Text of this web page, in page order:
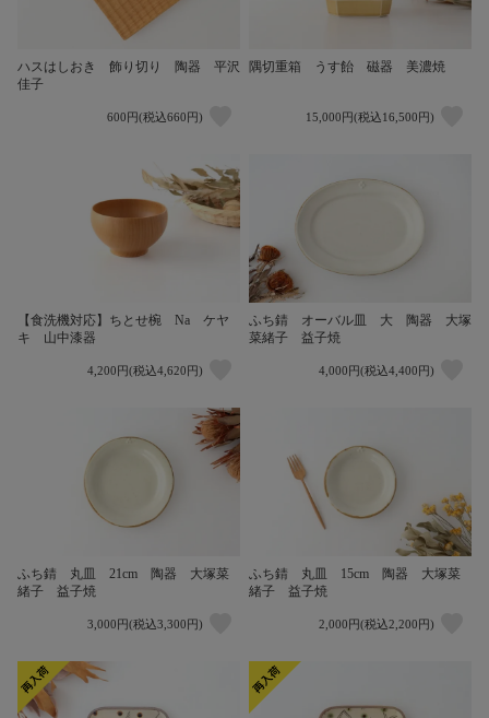
ハスはしおき 飾り切り 陶器 平沢
佳子
600円(税込660円)
隅切重箱 うす飴 磁器 美濃焼
15,000円(税込16,500円)
【食洗機対応】ちとせ椀 Na ケヤ
キ 山中漆器
4,200円(税込4,620円)
ふち錆 オーバル皿 大 陶器 大塚
菜緒子 益子焼
4,000円(税込4,400円)
ふち錆 丸皿 21cm 陶器 大塚菜
緒子 益子焼
3,000円(税込3,300円)
ふち錆 丸皿 15cm 陶器 大塚菜
緒子 益子焼
2,000円(税込2,200円)